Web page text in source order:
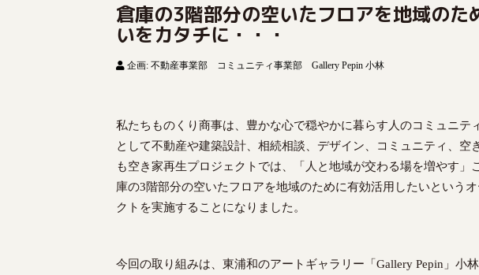
倉庫の3階部分の空いたフロアを地域の
いをカタチに・・・
企画: 不動産事業部 コミュニティ事業部 Gallery Pepin 小林
私たちものくり商事は、豊かな心で穏やかに暮らす人のコミュニテ
として不動産や建築設計、相続相談、デザイン、コミュニティ、
も空き家再生プロジェクトでは、「人と地域が交わる場を増やす
庫の3階部分の空いたフロアを地域のために有効活用したいという
クトを実施することになりました。
今回の取り組みは、東浦和のアートギャラリー「Gallery Pepin」小